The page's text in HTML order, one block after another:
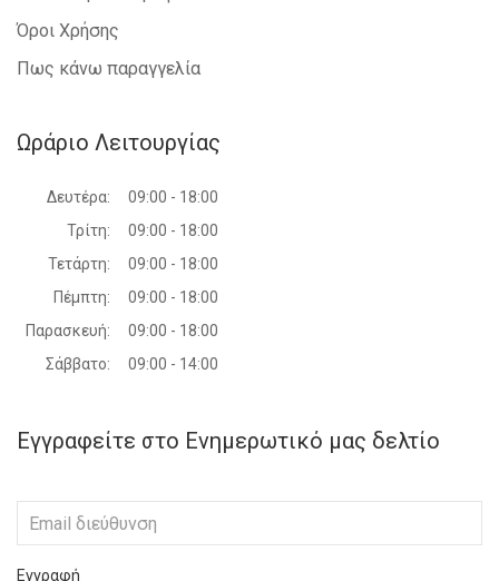
Όροι Χρήσης
Πως κάνω παραγγελία
Ωράριο Λειτουργίας
Δευτέρα:
09:00 - 18:00
Τρίτη:
09:00 - 18:00
Τετάρτη:
09:00 - 18:00
Πέμπτη:
09:00 - 18:00
Παρασκευή:
09:00 - 18:00
Σάββατο:
09:00 - 14:00
Εγγραφείτε στο Ενημερωτικό μας δελτίο
Εγγραφή